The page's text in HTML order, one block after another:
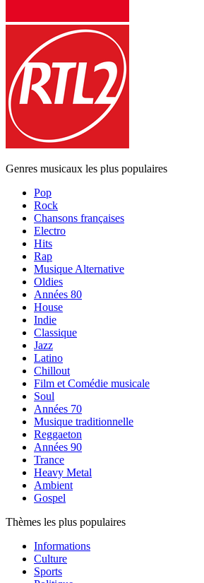
Genres musicaux les plus populaires
Pop
Rock
Chansons françaises
Electro
Hits
Rap
Musique Alternative
Oldies
Années 80
House
Indie
Classique
Jazz
Latino
Chillout
Film et Comédie musicale
Soul
Années 70
Musique traditionnelle
Reggaeton
Années 90
Trance
Heavy Metal
Ambient
Gospel
Thèmes les plus populaires
Informations
Culture
Sports